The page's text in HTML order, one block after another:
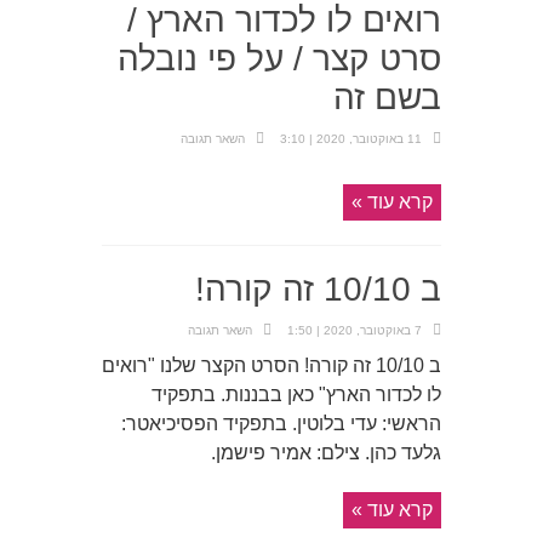
רואים לו לכדור הארץ /
סרט קצר / על פי נובלה
בשם זה
11 באוקטובר, 2020 | 3:10 השאר תגובה
קרא עוד »
ב 10/10 זה קורה!
7 באוקטובר, 2020 | 1:50 השאר תגובה
ב 10/10 זה קורה! הסרט הקצר שלנו "רואים
לו לכדור הארץ" כאן בבננות. בתפקיד
הראשי: עדי בלוטין. בתפקיד הפסיכיאטר:
גלעד כהן. צילם: אמיר פישמן.
קרא עוד »